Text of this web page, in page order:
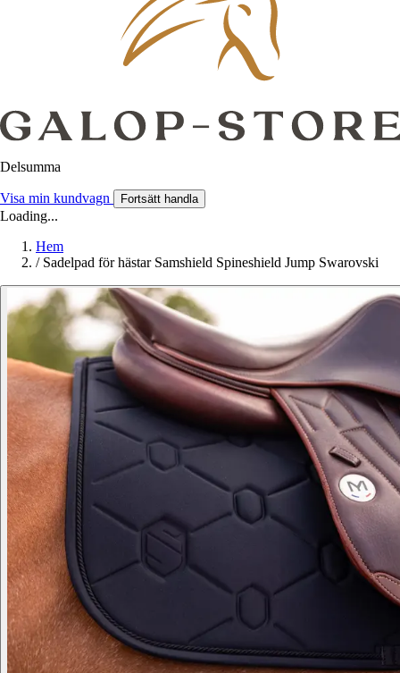
Delsumma
Visa min kundvagn Fortsätt handla
Loading...
Hem
/ Sadelpad för hästar Samshield Spineshield Jump Swarovski